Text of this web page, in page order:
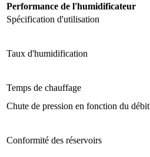
Performance de l'humidificateur
Spécification d'utilisation
Taux d'humidification
Temps de chauffage
Chute de pression en fonction du débit
Conformité des réservoirs